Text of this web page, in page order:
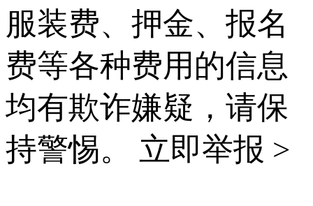
服装费、押金、报名
费等各种费用的信息
均有欺诈嫌疑，请保
持警惕。 立即举报 >